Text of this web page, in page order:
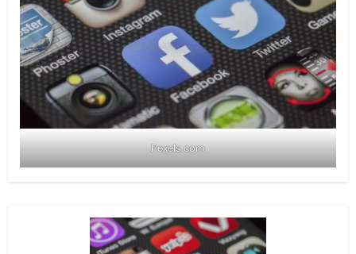
Pexels.com